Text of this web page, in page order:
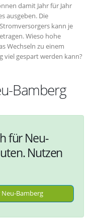
damit Jahr für Jahr
ausgeben. Die
kann je
Wieso hohe
Wechseln zu einem
viel gespart werden kann?
Bamberg
für Neu-
Nutzen
Bamberg